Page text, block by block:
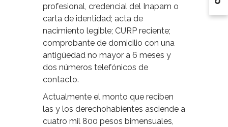
profesional, credencial del Inapam o
carta de identidad; acta de
nacimiento legible; CURP reciente;
comprobante de domicilio con una
antigüedad no mayor a 6 meses y
dos números telefónicos de
contacto.
Actualmente el monto que reciben
las y los derechohabientes asciende a
cuatro mil 800 pesos bimensuales,